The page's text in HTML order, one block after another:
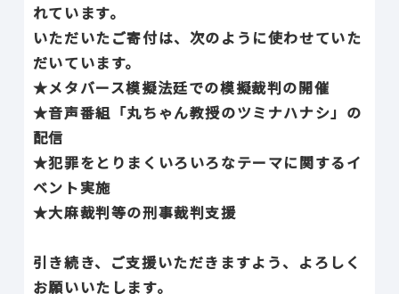
れています。
いただいたご寄付は、次のように使わせていた
だいています。
★メタバース模擬法廷での模擬裁判の開催
★音声番組「丸ちゃん教授のツミナハナシ」の
配信
★犯罪をとりまくいろいろなテーマに関するイ
ベント実施
★大麻裁判等の刑事裁判支援
引き続き、ご支援いただきますよう、よろしく
お願いいたします。